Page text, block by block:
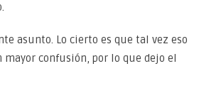
asunto. Lo cierto es que tal vez eso
confusión, por lo que dejo el